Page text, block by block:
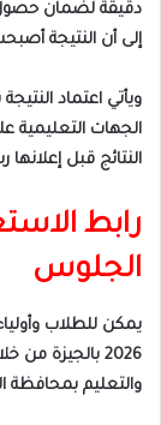
دقيقة لضمان
إلى أن النتيجة
ويأتي اعتماد
الجهات التعليمية
النتائج قبل إعلانها
رابط
الجلوس
يمكن للطلاب
2026 بالجيزة
والتعليم بمحافظة